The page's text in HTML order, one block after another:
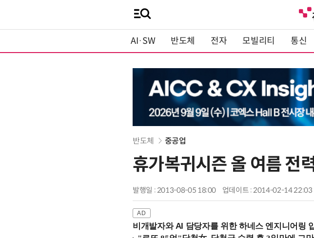
AI·SW 반도체 전자 모빌리티 통신
반도체 중공업
휴가복귀시즌 올 여름 전
발행일 : 2013-08-05 18:00 업데이트 : 2014-02-14 22:03
비개발자와 AI 담당자를 위한 하네스 엔지니어링